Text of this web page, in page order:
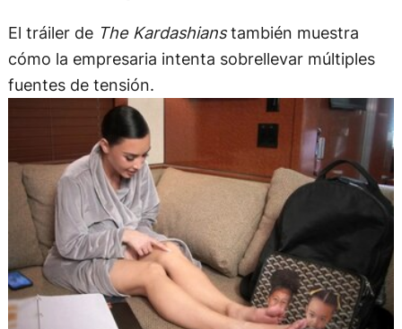
El tráiler de The Kardashianstambién muestra
cómo la empresaria intenta sobrellevar múltiples
fuentes de tensión.